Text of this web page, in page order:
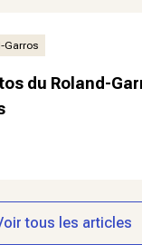
Garros
du Roland-
tous les articles